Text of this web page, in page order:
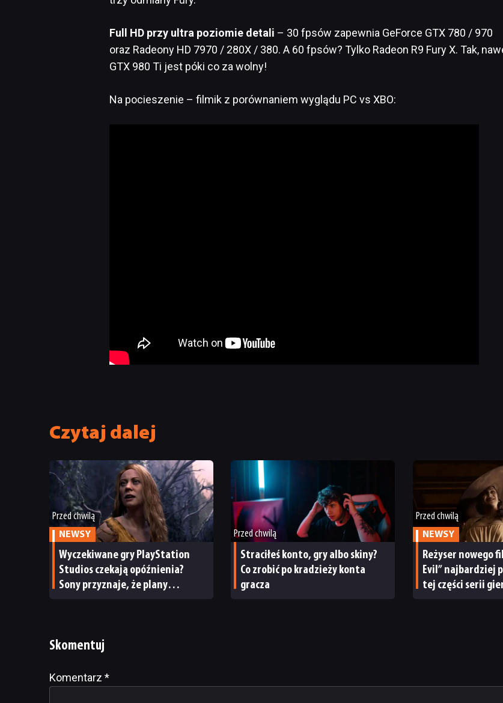
Full HD przy ultra poziomie detali – 30 fpsów zapewnia GeForce GTX 780 / 970
oraz Radeony HD 7970 / 280X / 380. A 60 fpsów? Tylko Radeon R9 Fury X. Tak,
GTX 980 Ti jest póki co za wolny!
Na pocieszenie – filmik z porównaniem wyglądu PC vs XBO:
Czytaj dalej
Przed chwilą
NEWSY
Wyczekiwane gry PlayStation
Studios czekają opóźnienia?
Sony przyznaje, że plany
Przed chwilą
Straciłeś konto, gry albo skiny?
Co zrobić po kradzieży konta
gracza
Przed chwilą
NEWSY
Reżyser nowego
Evil” najbardziej
tej części serii
Skomentuj
Komentarz *
Alternative: